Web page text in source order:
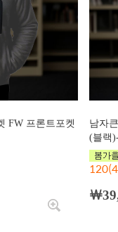
FW 프론트포켓
남자
(블랙
￦